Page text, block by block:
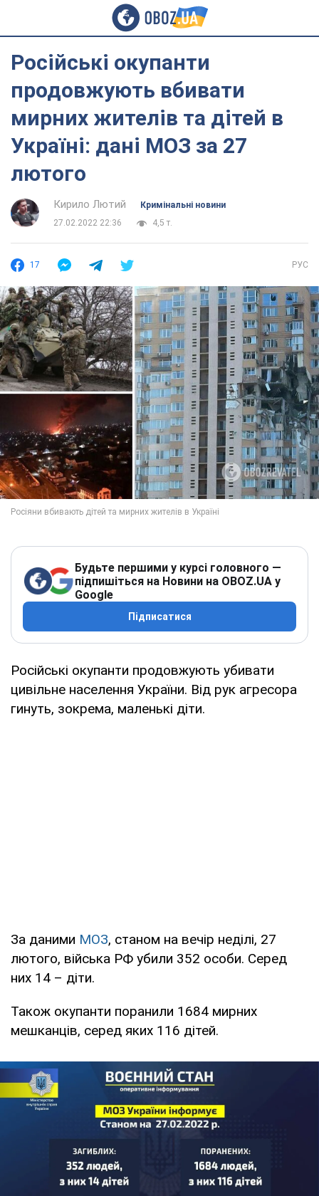
Російські окупанти
продовжують вбивати
мирних жителів та дітей в
Україні: дані МОЗ за 27
лютого
Кирило Лютий
Кримінальні новини
27.02.2022 22:36
4,5 т.
17 РУС
Будьте першими у курсі головного —
підпишіться на Новини на OBOZ.UA у
Google
Підписатися
Російські окупанти продовжують убивати
цивільне населення України. Від рук агресора
гинуть, зокрема, маленькі діти.
За даними МОЗ, станом на вечір неділі, 27
лютого, війська РФ убили 352 особи. Серед
них 14 – діти.
Також окупанти поранили 1684 мирних
мешканців, серед яких 116 дітей.